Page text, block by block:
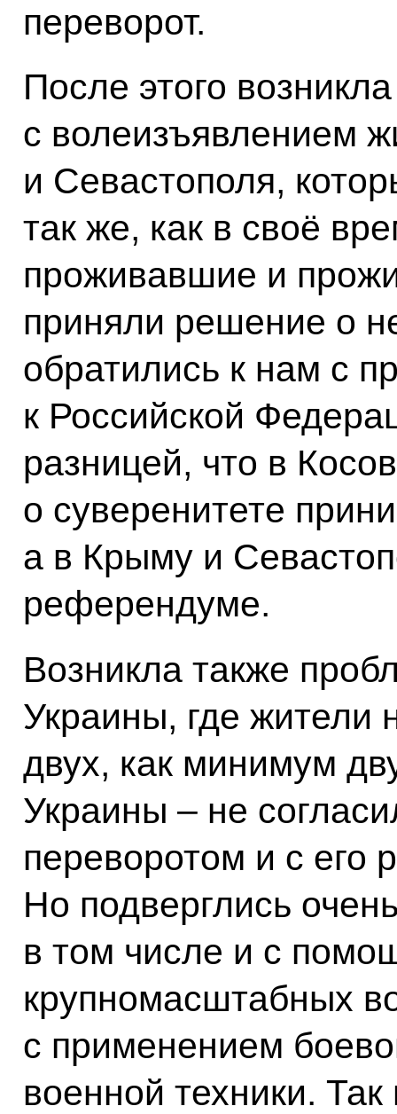
переворот.
После этого
с волеизъявлением
и Севастополя,
так же, как в своё
проживавшие и
приняли решение о
обратились к нам с
к Российской
разницей, что в
о суверенитете
а в Крыму и
референдуме.
Возникла также
Украины, где жители
двух, как минимум
Украины – не
переворотом и с его
Но подверглись
в том числе и с
крупномасштабных
с применением
военной техники. Так